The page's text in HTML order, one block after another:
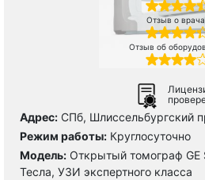
Отзыв о
Отзыв об
Адрес: СПб, Шлиссельбургский
Режим работы: Круглосуточно
Модель: Открытый томограф GE
Тесла, УЗИ экспертного класса